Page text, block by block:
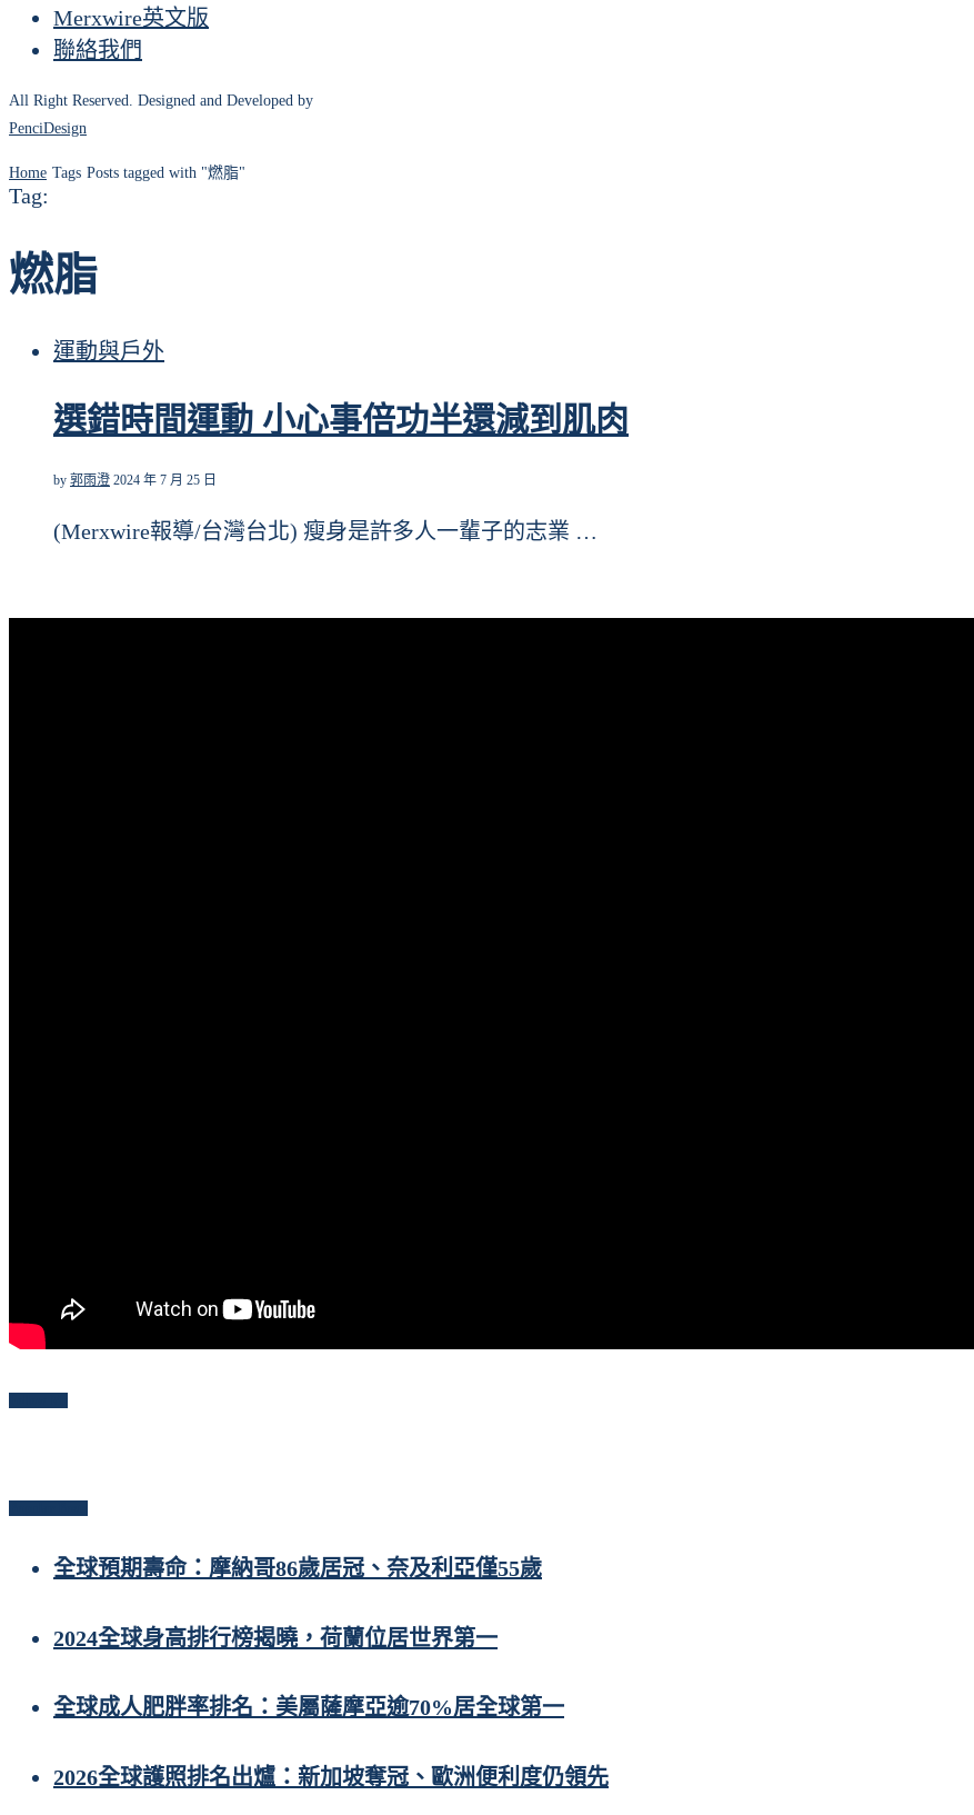
Merxwire英文版
聯絡我們
All Right Reserved. Designed and Developed by
PenciDesign
Home Tags Posts tagged with "燃脂"
Tag:
燃脂
運動與戶外
選錯時間運動 小心事倍功半還減到肌肉
by 郭雨澄 2024 年 7 月 25 日
(Merxwire報導/台灣台北) 瘦身是許多人一輩子的志業 …
全球預期壽命：摩納哥86歲居冠、奈及利亞僅55歲
2024全球身高排行榜揭曉，荷蘭位居世界第一
全球成人肥胖率排名：美屬薩摩亞逾70%居全球第一
2026全球護照排名出爐：新加坡奪冠、歐洲便利度仍領先